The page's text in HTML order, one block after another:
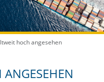
hoch angesehen